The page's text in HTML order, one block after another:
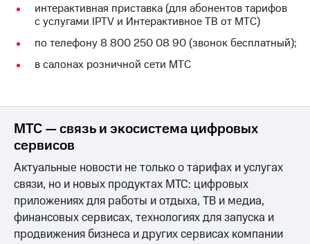
к геолокации
Кино,
музыка,
книги
Финансы
Детям
и родителям
Здоровье
и фитнес
КИОН
КИОН
Музыка
Гудок
Мой
МТС
Все
приложения
интерактивная приставка (для абонентов тарифов
с услугами IPTV и Интерактивное ТВ от МТС)
по телефону 8 800 250 08 90 (звонок бесплатный);
в салонах розничной сети МТС
МТС — связь и экосистема цифровых
сервисов
Актуальные новости не только о тарифах и услугах
связи, но и новых продуктах МТС: цифровых
приложениях для работы и отдыха, ТВ и медиа,
финансовых сервисах, технологиях для запуска и
продвижения бизнеса и других сервисах компании